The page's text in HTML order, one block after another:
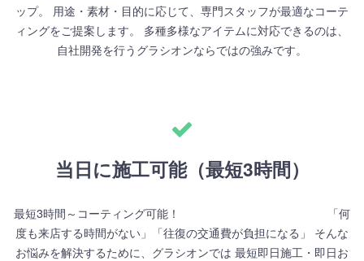
ップ。 用途・素材・目的に応じて、専門スタッフが最適なコーテ
ィングをご提案します。 多種多様なアイテムに対応できるのは、
自社開発を行うグラシオンならではの強みです。
当日に施工可能（最短3時間）
最短3時間～コーティング可能！ 「何
度も来店する時間がない」「往復の交通費が負担になる」 そんな
お悩みを解決するために、グラシオンでは 最短即日施工・即日お